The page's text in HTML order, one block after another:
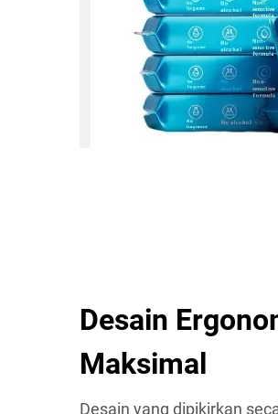
Desain
Maksimal
Desain yang dipikirkan